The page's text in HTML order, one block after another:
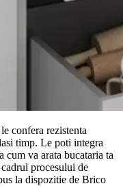
confera rezistenta
timp. Le poti integra
cum va arata bucataria ta
procesului de
la dispozitie de Brico